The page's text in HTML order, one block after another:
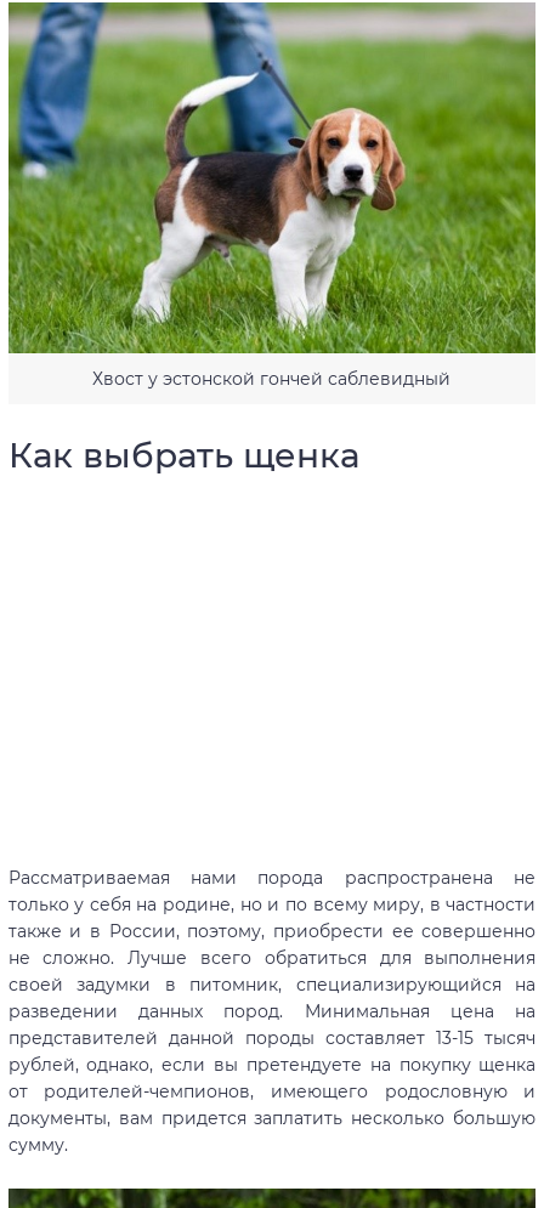
Хвост у эстонской гончей саблевидный
Как выбрать щенка
Рассматриваемая нами порода распространена не
только у себя на родине, но и по всему миру, в частности
также и в России, поэтому, приобрести ее совершенно
не сложно. Лучше всего обратиться для выполнения
своей задумки в питомник, специализирующийся на
разведении данных пород. Минимальная цена на
представителей данной породы составляет 13-15 тысяч
рублей, однако, если вы претендуете на покупку щенка
от родителей-чемпионов, имеющего родословную и
документы, вам придется заплатить несколько большую
сумму.